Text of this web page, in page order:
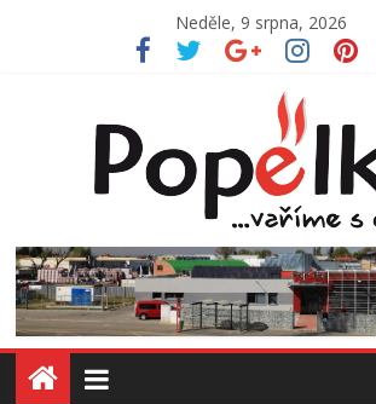
Neděle, 9 srpna, 2026
Jídelna
Popelka
Vaříme